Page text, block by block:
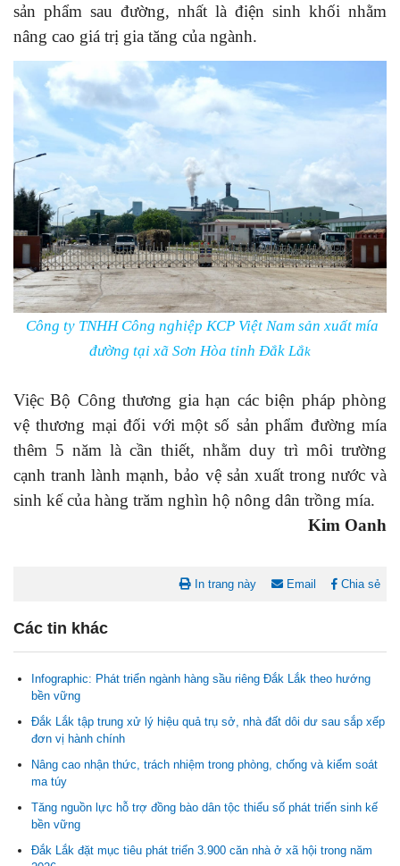
sản phẩm sau đường, nhất là điện sinh khối nhằm
nâng cao giá trị gia tăng của ngành.
Công ty TNHH Công nghiệp KCP Việt Nam sản xuất mía
đường tại xã Sơn Hòa tỉnh Đắk Lắk
Việc Bộ Công thương gia hạn các biện pháp phòng
vệ thương mại đối với một số sản phẩm đường mía
thêm 5 năm là cần thiết, nhằm duy trì môi trường
cạnh tranh lành mạnh, bảo vệ sản xuất trong nước và
sinh kế của hàng trăm nghìn hộ nông dân trồng mía.
Kim Oanh
In trang này Email Chia sẻ
Các tin khác
Infographic: Phát triển ngành hàng sầu riêng Đắk Lắk theo hướng
bền vững
Đắk Lắk tập trung xử lý hiệu quả trụ sở, nhà đất dôi dư sau sắp xếp
đơn vị hành chính
Nâng cao nhận thức, trách nhiệm trong phòng, chống và kiểm soát
ma túy
Tăng nguồn lực hỗ trợ đồng bào dân tộc thiểu số phát triển sinh kế
bền vững
Đắk Lắk đặt mục tiêu phát triển 3.900 căn nhà ở xã hội trong năm
Nghị quyết Cho ý kiến về cam kết bố trí nguồn vốn đối ứng ngân
sách địa phương để thực hiện Dự án Xây dựng Trụ sở làm...
Nghị quyết về việc phân bổ kế hoạch vốn đầu tư phát triển được
phép kéo dài thời gian sang năm 2026 thực hiện và giải...